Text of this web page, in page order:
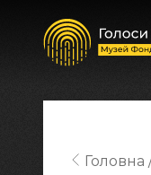
Головна